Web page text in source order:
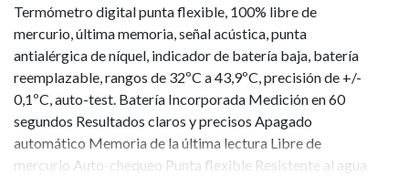
Termómetro digital punta flexible, 100% libre de
mercurio, última memoria, señal acústica, punta
antialérgica de níquel, indicador de batería baja, batería
reemplazable, rangos de 32ºC a 43,9ºC, precisión de +/-
0,1ºC, auto-test. Batería Incorporada Medición en 60
segundos Resultados claros y precisos Apagado
automático Memoria de la última lectura Libre de
mercurio Auto-chequeo Punta flexible Resistente al agua